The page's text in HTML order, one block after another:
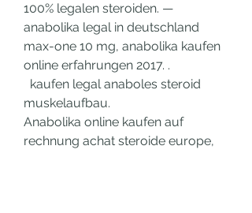
100% legalen steroiden. —
anabolika legal in deutschland
max-one 10 mg, anabolika kaufen
online erfahrungen 2017. .
muskelaufbau.
Anabolika online kaufen auf
rechnung achat steroide europe,